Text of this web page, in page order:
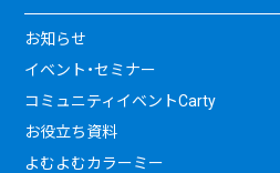
お知らせ
イベント・セミナー
コミュニティイベントCarty
お役立ち資料
よむよむカラーミー